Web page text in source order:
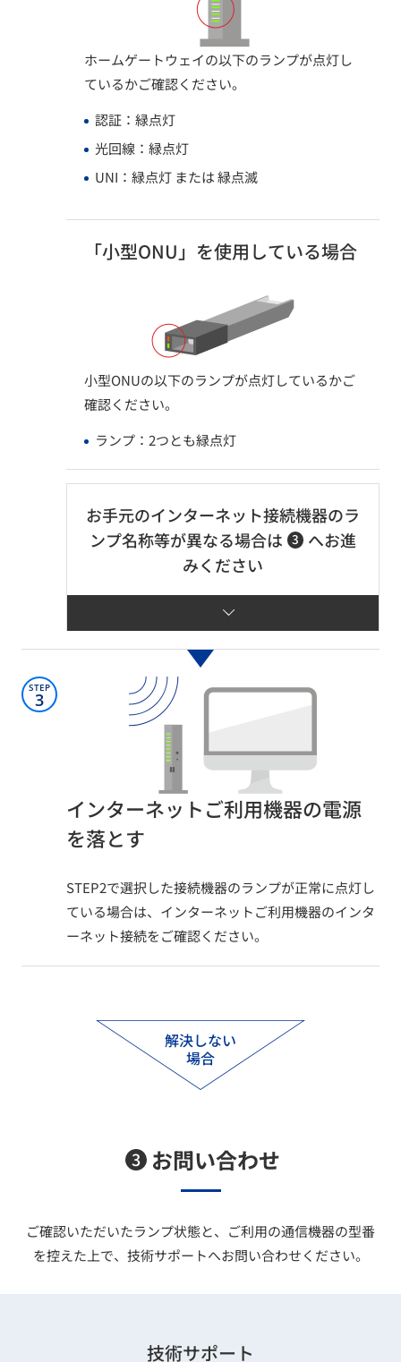
ホームゲートウェイの以下のランプが点灯し
ているかご確認ください。​
認証：緑点灯​
光回線：緑点灯​
UNI：緑点灯 または 緑点滅​
「小型ONU」を使用している場合
小型ONUの以下のランプが点灯しているかご
確認ください。
ランプ：2つとも緑点灯
お手元のインターネット接続機器のラ
ンプ名称等が異なる場合は 3 へお進
みください​
STEP
3
インターネットご利用機器の電源
を落とす​
STEP2で選択した接続機器のランプが正常に点灯し
ている場合は、インターネットご利用機器のインタ
ーネット接続をご確認ください。
解決しない
場合
3 お問い合わせ​
ご確認いただいたランプ状態と、ご利用の通信機器の型番
を控えた上で、技術サポートへお問い合わせください。
技術サポート